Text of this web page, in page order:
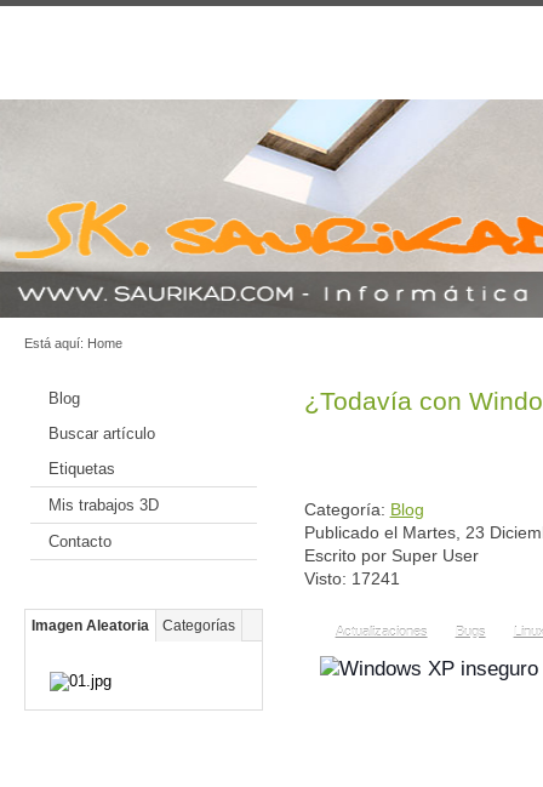
Está aquí: Home
Blog
Buscar artículo
Etiquetas
Mis trabajos 3D
Contacto
Imagen Aleatoria Categorías
¿Todavía con
Categoría: Blog
Publicado el Martes, 23
Escrito por Super User
Visto: 17241
Actualizaciones Bugs